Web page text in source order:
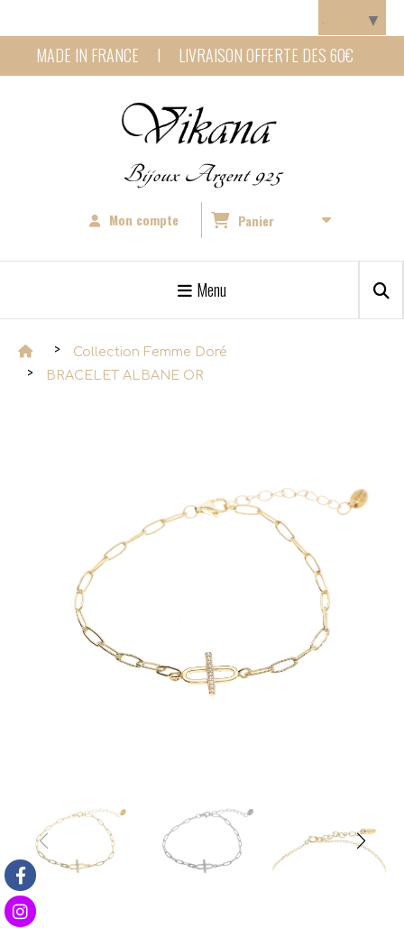
MADE IN FRANCE I LIVRAISON OFFERTE DES 60€
Bijoux Argent 925
Mon compte Panier
Menu
Collection Femme Doré
BRACELET ALBANE OR
▼